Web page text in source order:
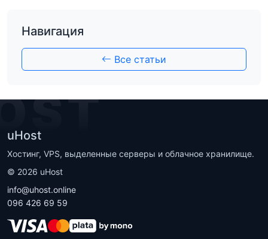
Навигация
Все статьи
uHost
Хостинг, VPS, выделенные серверы и облачное хранилище.
© 2026 uHost
info@uhost.online
096 426 69 59